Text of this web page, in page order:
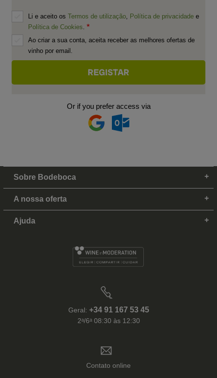
Li e aceito os Termos de utilização, Política de privacidade e
Política de Cookies.
Ao criar a sua conta, aceita receber as melhores ofertas de
vinho por email.
Or if you prefer access via
Sobre Bodeboca
A nossa oferta
Ajuda
Geral: +34 91 167 53 45
2ᵃ/6ᵃ 08:30 às 12:30
Contato online